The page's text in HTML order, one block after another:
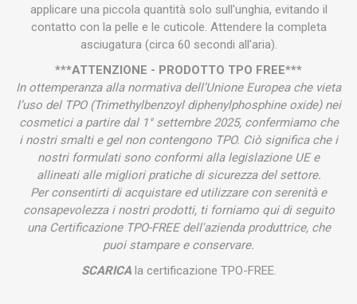
applicare una piccola quantità solo sull'unghia, evitando il
contatto con la pelle e le cuticole. Attendere la completa
asciugatura (circa 60 secondi all'aria).
***ATTENZIONE - PRODOTTO TPO FREE***
In ottemperanza alla normativa dell’Unione Europea che vieta
l’uso del TPO (Trimethylbenzoyl diphenylphosphine oxide) nei
cosmetici a partire dal 1° settembre 2025, confermiamo che
i nostri smalti e gel non contengono TPO. Ciò significa che i
nostri formulati sono conformi alla legislazione UE e
allineati alle migliori pratiche di sicurezza del settore.
Per consentirti di acquistare ed utilizzare con serenità e
consapevolezza i nostri prodotti, ti forniamo qui di seguito
una Certificazione TPO-FREE dell'azienda produttrice, che
puoi stampare e conservare.
SCARICAla certificazione TPO-FREE.